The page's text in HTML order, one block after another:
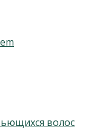
волос